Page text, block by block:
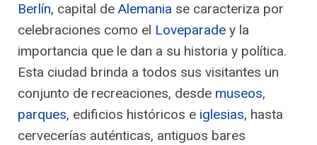
Berlín, capital de Alemania se caracteriza por
celebraciones como el Loveparade y la
importancia que le dan a su historia y política.
Esta ciudad brinda a todos sus visitantes un
conjunto de recreaciones, desde museos,
parques, edificios históricos e iglesias, hasta
cervecerías auténticas, antiguos bares